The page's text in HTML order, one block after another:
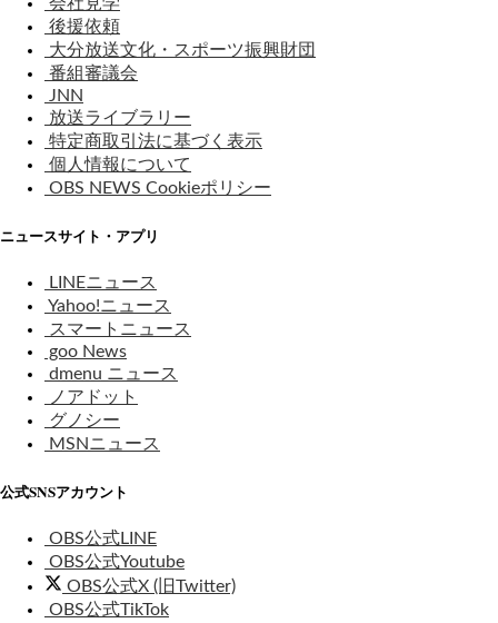
後援依頼
大分放送文化・スポーツ振興財団
番組審議会
JNN
放送ライブラリー
特定商取引法に基づく表示
個人情報について
OBS NEWS Cookieポリシー
ニュースサイト・アプリ
LINEニュース
Yahoo!ニュース
スマートニュース
goo News
dmenu ニュース
ノアドット
グノシー
MSNニュース
公式SNSアカウント
OBS公式LINE
OBS公式Youtube
OBS公式X (旧Twitter)
OBS公式TikTok